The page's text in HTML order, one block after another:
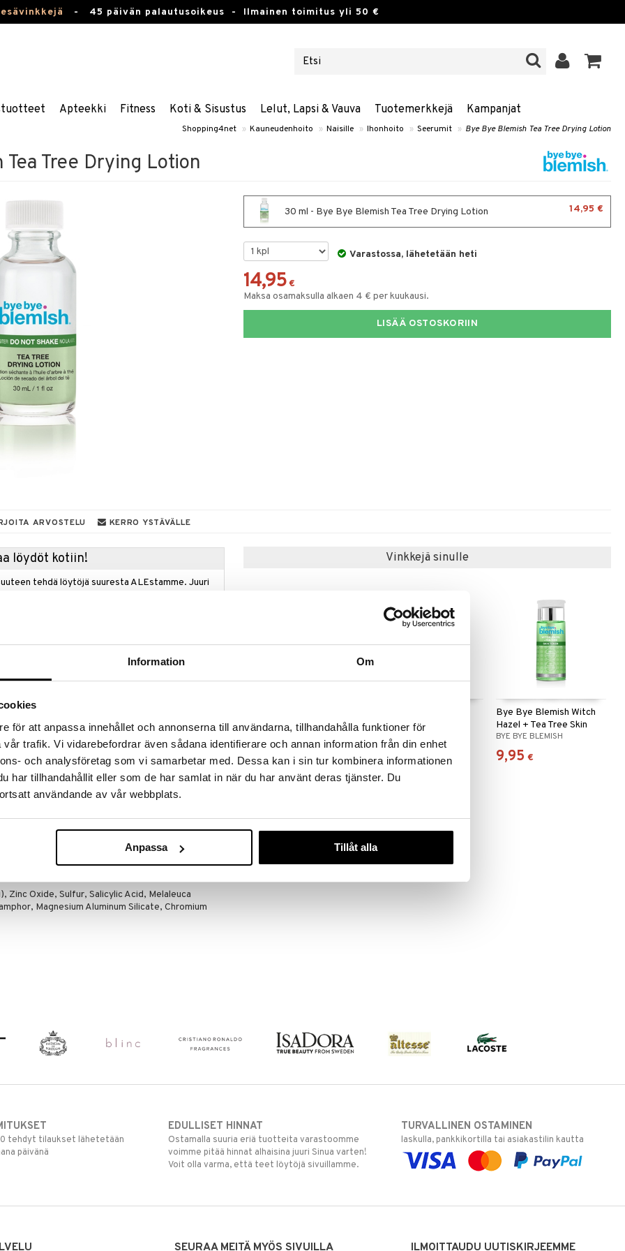
Information Om
för att anpassa innehållet och annonserna till användarna, tillhandahålla funktioner för
trafik. Vi vidarebefordrar även sådana identifierare och annan information från din enhet
och analysföretag som vi samarbetar med. Dessa kan i sin tur kombinera informationen
har tillhandahållit eller som de har samlat in när du har använt deras tjänster. Du
användande av vår webbplats.
Anpassa Tillåt alla
- 45 päivän palautusoikeus - Ilmainen toimitus yli 50 €
Apteekki Fitness Koti & Sisustus Lelut, Lapsi & Vauva Tuotemerkkejä Kampanjat
Shopping4net » Kauneudenhoito » Naisille » Ihonhoito » Seerumit » Bye Bye Blemish Tea Tree Drying Lotion
Tree Drying Lotion
30 ml - Bye Bye Blemish Tea Tree Drying Lotion 14,95 €
Varastossa, lähetetään heti
14,95 €
Maksa osamaksulla alkaen 4 € per kuukausi.
LISÄÄ OSTOSKORIIN
ARVOSTELU KERRO YSTÄVÄLLE
löydöt kotiin!
tehdä löytöjä suuresta ALEstamme. Juuri
ale-löydöt »
Tree Oil on täsmähoito yöksi, minimoiden
palauttaen ihon tasapainon.
tukkeutuneita ihosoluja ja poistavat
Oil sopii erinomaisesti rasvaiselle iholle.
odota hetki, jotta ainekset erottuvat
Zinc Oxide, Sulfur, Salicylic Acid, Melaleuca
Magnesium Aluminum Silicate, Chromium
Vinkkejä sinulle
Microneedling Blemish
Patches
BYE BYE BLEMISH
20,95 €
Rescue Serum -
Niacinamide
BYE BYE BLEMISH
14,95 €
Bye Bye Blemish Witch
Hazel + Tea Tree Skin
Toner
BYE BYE BLEMISH
9,95 €
tehdyt tilaukset lähetetään
päivänä
EDULLISET HINNAT
Ostamalla suuria eriä tuotteita varastoomme
voimme pitää hinnat alhaisina juuri Sinua varten!
Voit olla varma, että teet löytöjä sivuillamme.
TURVALLINEN OSTAMINEN
laskulla, pankkikortilla tai asiakastilin kautta
SEURAA MEITÄ MYÖS SIVUILLA ILMOITTAUDU UUTISKIRJEEMME